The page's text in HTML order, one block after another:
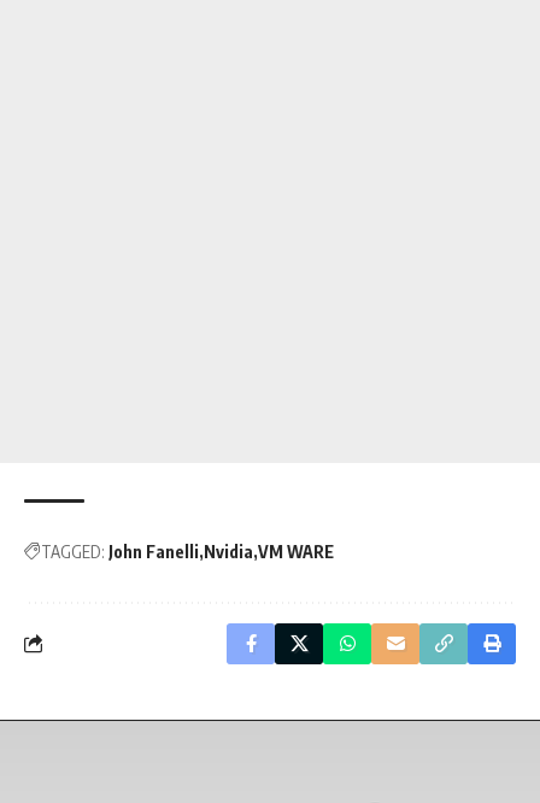
TAGGED: John Fanelli Nvidia VM WARE